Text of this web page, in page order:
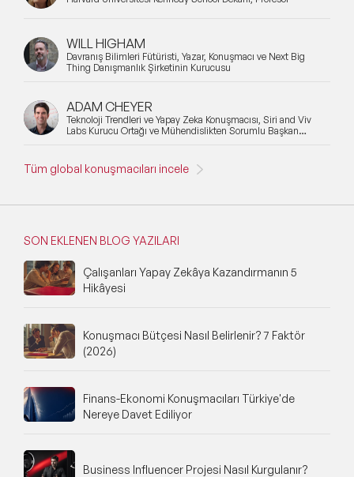
WILL HIGHAM
Davranış Bilimleri Fütüristi, Yazar, Konuşmacı ve Next Big
Thing Danışmanlık Şirketinin Kurucusu
ADAM CHEYER
Teknoloji Trendleri ve Yapay Zeka Konuşmacısı, Siri and Viv
Labs Kurucu Ortağı ve Mühendislikten Sorumlu Başkan
Tüm global konuşmacıları incele
SON EKLENEN BLOG YAZILARI
Çalışanları Yapay Zekâya Kazandırmanın 5
Hikâyesi
Konuşmacı Bütçesi Nasıl Belirlenir? 7 Faktör
(2026)
Finans-Ekonomi Konuşmacıları Türkiye'de
Nereye Davet Ediliyor
Business Influencer Projesi Nasıl Kurgulanır?